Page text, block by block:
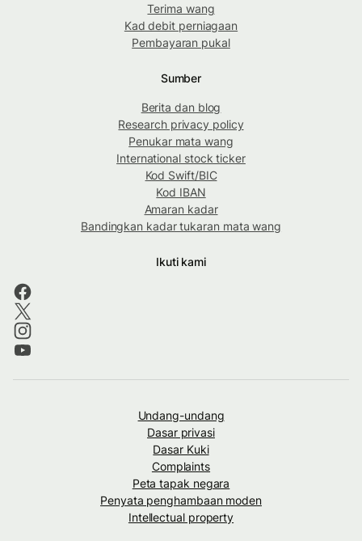
Terima wang
Kad debit perniagaan
Pembayaran pukal
Sumber
Berita dan blog
Research privacy policy
Penukar mata wang
International stock ticker
Kod Swift/BIC
Kod IBAN
Amaran kadar
Bandingkan kadar tukaran mata wang
Ikuti kami
Undang-undang
Dasar privasi
Dasar Kuki
Complaints
Peta tapak negara
Penyata penghambaan moden
Intellectual property